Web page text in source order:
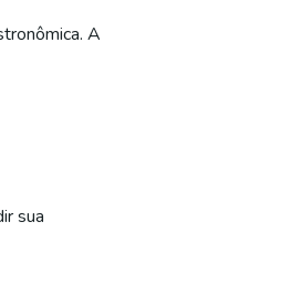
A
sua